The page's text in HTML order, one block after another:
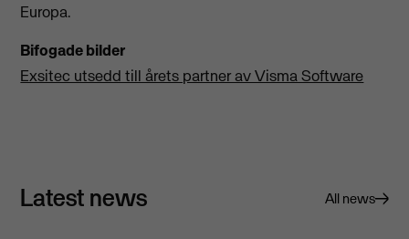
Europa.
Bifogade bilder
Exsitec utsedd till årets partner av Visma Software
Latest news All news